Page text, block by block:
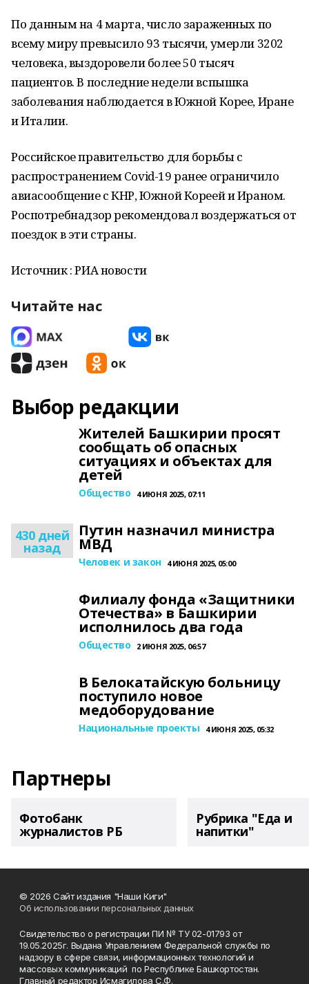
По данным на 4 марта, число зараженных по
всему миру превысило 93 тысячи, умерли 3202
человека, выздоровели более 50 тысяч
пациентов. В последние недели вспышка
заболевания наблюдается в Южной Корее, Иране
и Италии.
Российское правительство для борьбы с
распространением Covid-19 ранее ограничило
авиасообщение с КНР, Южной Кореей и Ираном.
Роспотребнадзор рекомендовал воздержаться от
поездок в эти страны.
Источник : РИА новости
Читайте нас
Выбор редакции
Жителей Башкирии просят
сообщать об опасных
ситуациях и объектах для
детей
Общество 4 ИЮНЯ 2025, 07:11
430 дней
назад
Путин назначил министра
МВД
Человек и закон 4 ИЮНЯ 2025, 05:00
Филиалу фонда «Защитники
Отечества» в Башкирии
исполнилось два года
Общество 2 ИЮНЯ 2025, 06:57
В Белокатайскую больницу
поступило новое
медоборудование
Национальные проекты 4 ИЮНЯ 2025, 05:32
Партнеры
Фотобанк
журналистов РБ
Рубрика "Еда и
напитки"
© 2026 Сайт издания "Наши Киги"
Об использовании персональных данных
Свидетельство о регистрации ПИ № ТУ 02-01793 от
19.05.2025г. Выдана Управлением Федеральной службы по
надзору в сфере связи, информационных технологий и
массовых коммуникаций по Республике Башкортостан.
Главный редактор Исмагилова С.Ф.